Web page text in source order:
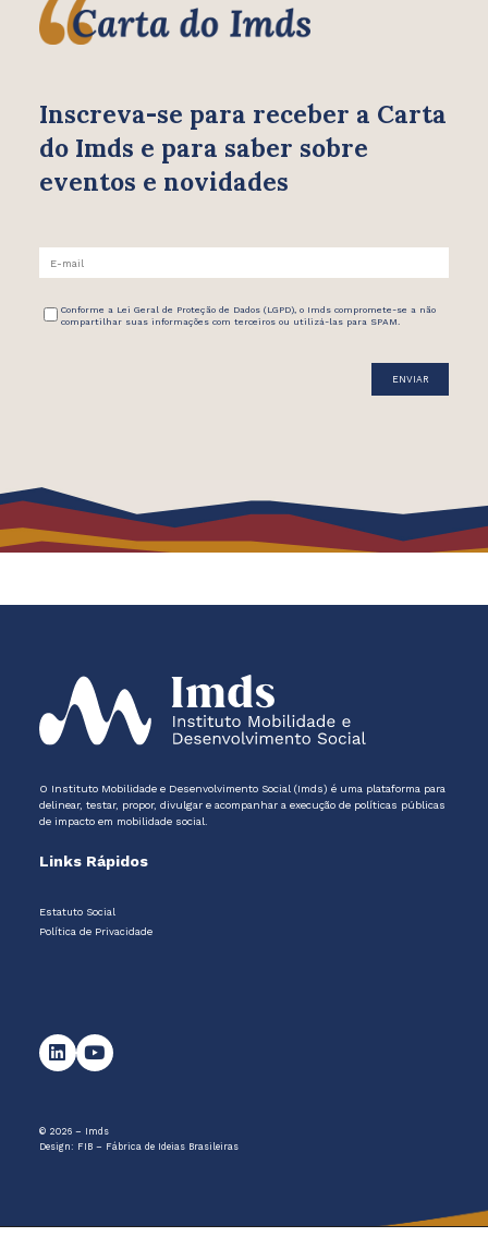
Inscreva-se para receber a Carta
do Imds e para saber sobre
eventos e novidades
Conforme a Lei Geral de Proteção de Dados (LGPD), o Imds compromete-se a não
compartilhar suas informações com terceiros ou utilizá-las para SPAM.
O Instituto Mobilidade e Desenvolvimento Social (Imds) é uma plataforma para
delinear, testar, propor, divulgar e acompanhar a execução de políticas públicas
de impacto em mobilidade social.
Links Rápidos
Estatuto Social
Política de Privacidade
© 2026 – Imds
Design: FIB – Fábrica de Ideias Brasileiras